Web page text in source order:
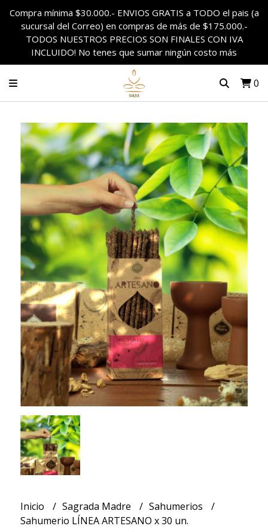
Compra mínima $30.000.- ENVIOS GRATIS a TODO el pais (a
sucursal del Correo) en compras de más de $175.000.-
TODOS NUESTROS PRECIOS SON FINALES CON IVA
INCLUIDO! No tenes que sumar ningún costo más
0
Inicio Sagrada Madre
Sahumerios
Sahumerio LÍNEA ARTESANO x 30 un.